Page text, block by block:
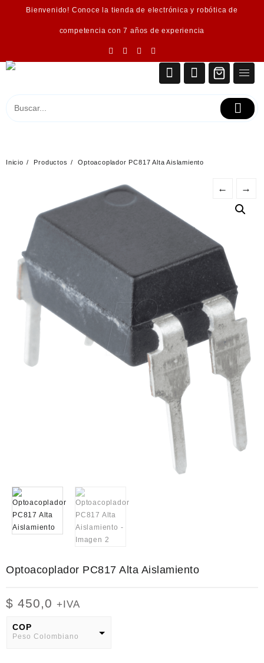
Bienvenido! Conoce la tienda de electrónica y robótica de
competencia con 7 años de experiencia
Inicio Productos Optoacoplador PC817 Alta Aislamiento
← →
Optoacoplador PC817 Alta Aislamiento
$ 450,0 +IVA
COP
Peso Colombiano